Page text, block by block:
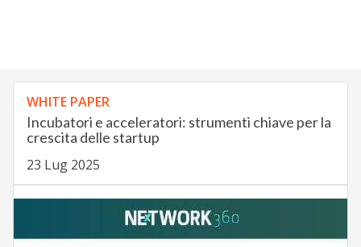
WHITE PAPER
Incubatori e acceleratori: strumenti chiave per la
crescita delle startup
23 Lug 2025